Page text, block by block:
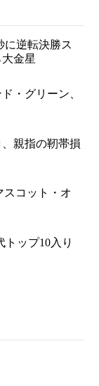
に逆転決勝ス
金星
・グリーン、
親指の靭帯損
スコット・オ
トップ10入り